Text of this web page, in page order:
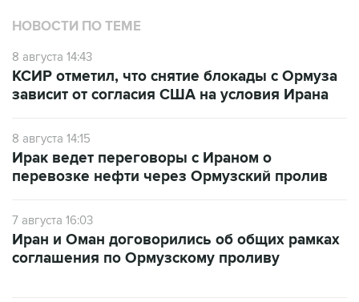
НОВОСТИ ПО ТЕМЕ
8 августа 14:43
КСИР отметил, что снятие блокады с Ормуза
зависит от согласия США на условия Ирана
8 августа 14:15
Ирак ведет переговоры с Ираном о
перевозке нефти через Ормузский пролив
7 августа 16:03
Иран и Оман договорились об общих рамках
соглашения по Ормузскому проливу